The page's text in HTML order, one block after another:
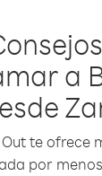
a
te ofrece
por